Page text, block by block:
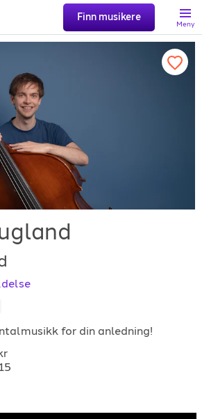
Finn musikere
Meny
for din anledning!